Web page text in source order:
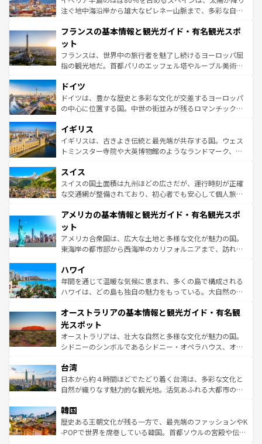
ピザやパスタなど、絶品のイタリア料理を堪能することも
ませてくれるイタリアで、忘れられない旅をしてみよう！
なお、新着のイタリア情報は
しい。
注ぐ地中海沿岸から雄大なピレネー山脈まで、多彩な自然
文化が根付くこの国では、情熱的なフラメンコ、熱気あふ
れる闘牛、そして美味しいタパスが生活の一部となってい
る。首都マドリードの洗練された雰囲気や、バルセロナの
アートに溢れた街角から、地方では古代ローマ遺跡や中世
せる。地方によって風土や気候が異なるスペインはその個
性で訪れる人を魅了する。 なお、新着のスペイン情報は コ
ンテンツ一覧を参照してほしい。
フランスの基本情報と観光ガイド・有名観光スポ
ット
フランスは、世界中の旅行者を魅了し続けるヨーロッパ屈
指の観光地だ。首都パリのエッフェル塔やルーブル美術館
で、幅広い魅力が詰まっている。華麗な宮殿、歴史的な大
聖堂、美しいビーチ、そして豊かな自然が、訪れる者を心
から魅了する。また、フランスは美食の国としても知ら
いる。シャンパンの発祥地であるランス、プロヴァンスの
香り高いラベンダー畑など、多彩な楽しみ方が可能だ。さ
らに、パリ以外の地域にも魅力が溢れており、どの街角に
れる地方に足を運ぶとそれぞれで全く異なる文化を体験で
きるだろう。 なお、新着のフランス情報はコンテンツ一覧
を参照してほしい。
ドイツ
ドイツは、豊かな歴史と多彩な文化が交差するヨーロッパ
の中心に位置する国。中世の街並みが残るロマンチック街
顔を持つこの国は、どこを歩いても飽きることがない。ベ
ルリンの文化的活気、バイエルン州のアルプスの絶景、そ
してライン川沿いのワイン畑といった風景は必見。ビール
は、お酒好きな人にはぜひ体験してほしい。 なお、新着の
ドイツ情報はコンテンツ一覧を参照してほしい。
イギリス
イギリスは、古きよき伝統と最先端が共存する国。ウェス
トミンスター寺院や大英博物館のようなランドマーク、歴
リアごとに異なる魅力がある。また、優雅なアフタヌーン
ティー、ビール好きにはたまらない英国パブ、サッカー観
戦など、本場だからこそできる体験も豊富。イギリスを旅
ンツ一覧を参照してほしい。
スイス
スイスの国土面積は九州ほどの広さだが、運行時刻が正確
な交通網が整備されており、初心者でも安心して個人旅行
の建物がそのまま残る町や、スイスならではのユニークな
博物館もあり、アルプス観光だけでなく町歩きも満喫する
ことができる。国民の所得が高いため物価も高いが、旅行
者向けの交通パス提供のサービスもあり、うまく活用すれ
着のスイス情報は
アメリカの基本情報と観光ガイド・有名観光スポ
ット
アメリカ合衆国は、広大な土地と多様な文化が魅力の国。
東海岸の都市部から西海岸のカリフォルニアまで、訪れる
のような巨大都市は、観光、ショッピング、エンターテイ
ンメントが詰まった刺激的なスポットだ。一方、アメリカ
西部には大自然が広がり、グランドキャニオンやイエロー
部のニューオーリンズでは、音楽と美食が融合した独特の
文化が魅力。旅行者はアメリカの各地域で異なる魅力を楽
しみながら、その多様性と豊かな歴史を感じることができ
るだろう。車でのロードトリップや列車の旅も、アメリカ
情報は
ハワイ
年間を通じて温暖な気候に恵まれ、多くの島で構成される
ハワイは、どの島も独自の魅力をもっている。大自然の神
ワイ島は見逃せない。また、定番の観光地といえばオアフ
島だが、静かな自然を求めるならマウイ島やカウアイ島が
おすすめ。エメラルドグリーンに輝く海をはじめ、豊かな
文化や歴史が息づいている。「アロハスピリット」と呼ば
人々、おいしいローカルフードやハワイアンミュージッ
ク、伝統的なフラダンスなど、すべてがハワイの魅力を彩
っている。訪れるたびに新しい発見と感動が待っているハ
はコンテンツ一覧
オーストラリアの基本情報と観光ガイド・有名観
光スポット
オーストラリアは、壮大な自然と多様な文化が魅力の国。
シドニーのシンボルであるシドニー・オペラハウス、オー
リアリーフや大陸中央部にそびえるウルル（エアーズロッ
ク）、タスマニアの美しい原生林やケアンズの熱帯雨林な
ど、見どころがたくさん。また、カフェやワイン、オージ
いる。アクティビティも充実しており、サーフィンやダイ
ビング、ハイキングなど、アウトドア好きにはたまらな
い。オーストラリアの多彩な魅力を存分に味わいつくそ
台湾
日本から約４時間ほどでたどり着く台湾は、多彩な文化と
自然が織りなす魅力的な観光地。活気あふれる大都市の台
ン）、静ひつな山岳地帯である台湾東部など、都市の喧騒
と山間の静けさが共存しており、訪れる人に新しい発見と
驚きをもたらしてくれる。また、奥深い台湾の食文化も魅
韓国
歴史ある王朝文化が残る一方で、最先端のファッションやK
-POPで世界を席巻している韓国。首都ソウルの宮殿や伝統